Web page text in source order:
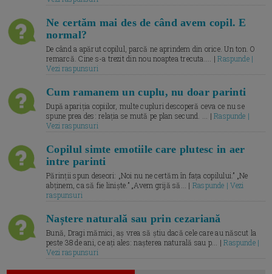
Ne certăm mai des de când avem copil. E
normal?
De când a apărut copilul, parcă ne aprindem din orice. Un ton. O
remarcă. Cine s-a trezit din nou noaptea trecuta.... |Raspunde |
Vezi raspunsuri
Cum ramanem un cuplu, nu doar parinti
După apariția copiilor, multe cupluri descoperă ceva ce nu se
spune prea des: relația se mută pe plan secund. ... |Raspunde |
Vezi raspunsuri
Copilul simte emotiile care plutesc in aer
intre parinti
Părinții spun deseori: „Noi nu ne certăm în fața copilului.” „Ne
abținem, ca să fie liniște.” „Avem grijă să... | Raspunde | Vezi
raspunsuri
Naștere naturală sau prin cezariană
Bună, Dragi mămici, aș vrea să știu dacă cele care au născut la
peste 38 de ani, ce ați ales: nașterea naturală sau p... |Raspunde |
Vezi raspunsuri